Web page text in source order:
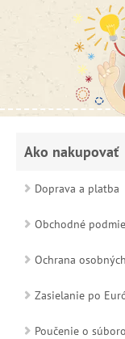
Ako nakupovať
Doprava a platba
Obchodné
Ochrana
Zasielanie po
Poučenie o